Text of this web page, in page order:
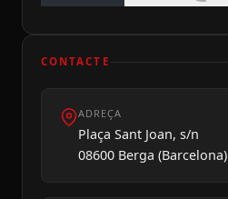
CONTACTE
ADREÇA
Plaça Sant Joan, s/n
08600 Berga (Barcelona)